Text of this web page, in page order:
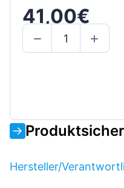
41,00€
Hersteller/